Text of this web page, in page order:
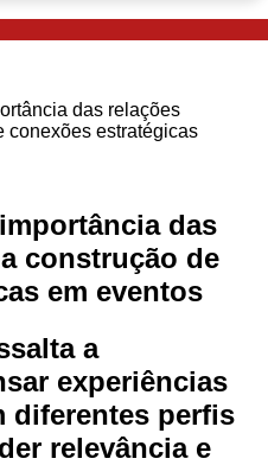
das
construção de
em eventos
a
experiências
diferentes perfis
relevância e